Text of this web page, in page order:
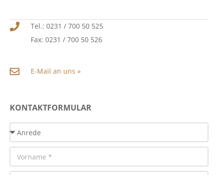
Tel.: 0231 / 700 50 525
Fax: 0231 / 700 50 526
E-Mail an uns »
KONTAKTFORMULAR